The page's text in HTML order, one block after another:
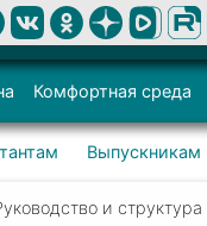
Комфортная среда
Выпускникам
и структура